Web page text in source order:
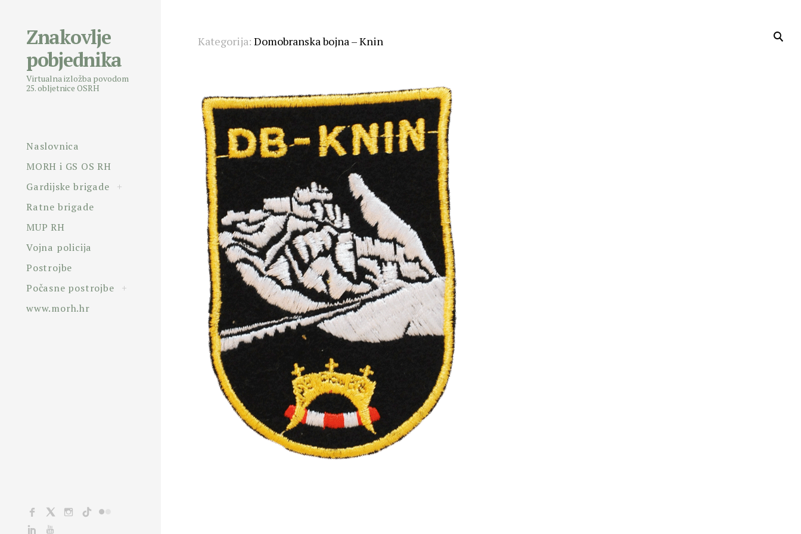
content
Znakovlje
pobjednika
Virtualna izložba povodom
25. obljetnice OSRH
Naslovnica
MORH i GS OS RH
Gardijske brigade
toggle
child
+
Ratne brigade
MUP RH
Vojna policija
Postrojbe
Počasne postrojbe
toggle
child
+
www.morh.hr
Kategorija: Domobranska bojna – Knin
Facebook Instagram
TikTok
Linkedin